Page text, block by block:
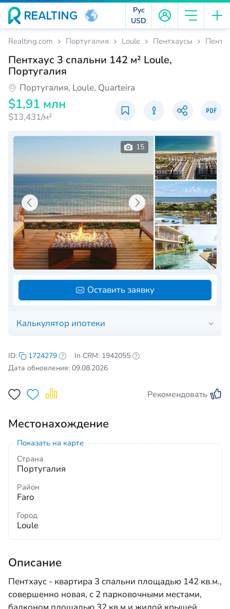
Рус
USD
Realting.com Португалия Loule Пентхаусы
Пентхаус 3 спальни 142 м² Loule,
Португалия
Португалия, Loule, Quarteira
$1,91 млн
$13,431/м²
Калькулятор ипотеки
15
Оставить заявку
ID: 1724279
In CRM: 1942055
Дата обновления: 09.08.2026
Рекомендовать
Местонахождение
Показать на карте
Страна
Португалия
Район
Faro
Город
Loule
Описание
Пентхаус - квартира 3 спальни площадью 142 кв.м.,
совершенно новая, с 2 парковочными местами,